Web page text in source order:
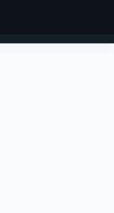
INICIAR SESIÓN